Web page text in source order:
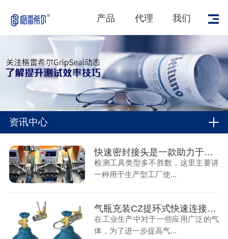
产品 代理 我们
资讯中心
快速密封接头是一款助力于气密性测试的检测工具
检测工具类型多不胜数，这里主要讲
一种用于生产型工厂使...
气瓶充装CZ提环式快速连接器的应用
在工业生产中对于一些应用广泛的气
体，为了进一步提高气...